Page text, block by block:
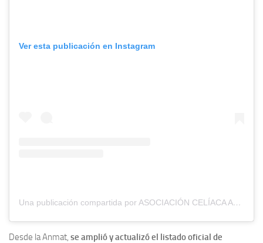
Ver esta publicación en Instagram
Una publicación compartida por ASOCIACIÓN CELÍACA ARGENTINA (@asociacion.celiaca.arg)
Desde la Anmat, se amplió y actualizó el listado oficial de